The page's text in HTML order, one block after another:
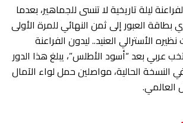
ليلة تاريخية لا تنسى للجماهير، بعدما
بطاقة العبور إلى ثمن النهائي للمرة الأولى
الأسترالي العنيد.. ليدون الفراعنة
عربي بعد “أسود الأطلس”، يبلغ هذا الدور
النسخة الحالية، مواصلين حمل لواء الآمال
العالمي.